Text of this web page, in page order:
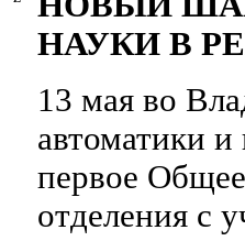
НАУКИ В
13 мая во
автоматики
первое
отделения с